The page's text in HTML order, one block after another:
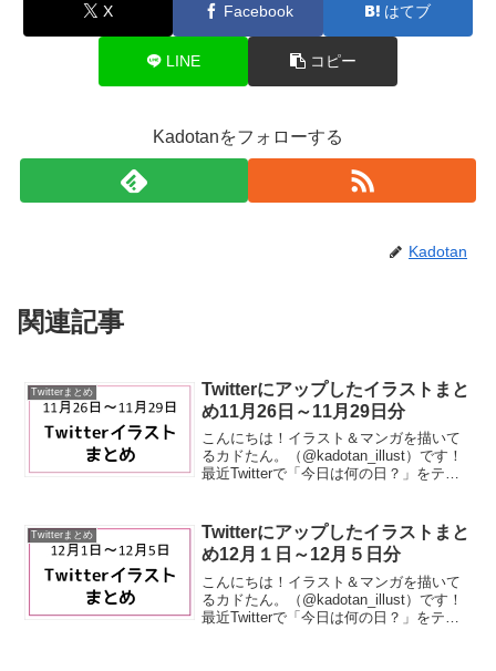
X Facebook はてブ
LINE コピー
Kadotanをフォローする
Kadotan
関連記事
Twitterまとめ
Twitterにアップしたイラストまと
め11月26日～11月29日分
こんにちは！イラスト＆マンガを描いて
るカドたん。（@kadotan_illust）です！
最近Twitterで「今日は何の日？」をテー
26日 いい風呂の日今日11月26...
Twitterまとめ
Twitterにアップしたイラストまと
め12月１日～12月５日分
こんにちは！イラスト＆マンガを描いて
るカドたん。（@kadotan_illust）です！
最近Twitterで「今日は何の日？」をテー